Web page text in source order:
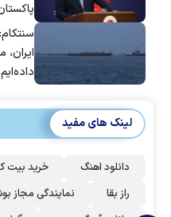
داده‌ایم
لینک های مفید
دانلود اهنگ خرید بیت
راز بقا
نمایندگی مجاز